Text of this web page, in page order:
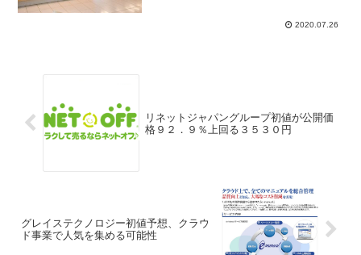
2020.07.26
リネットジャパングループ初値が公開価
格９２．９％上回る３５３０円
グレイステクノロジー初値予想、クラウ
ド事業で人気を集める可能性